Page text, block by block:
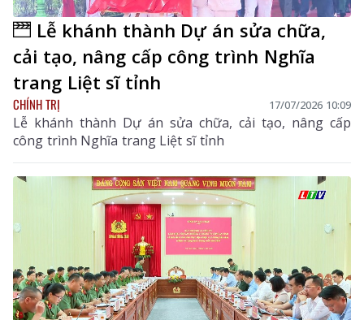
Lễ khánh thành Dự án sửa chữa,
cải tạo, nâng cấp công trình Nghĩa
trang Liệt sĩ tỉnh
CHÍNH TRỊ 17/07/2026 10:09
Lễ khánh thành Dự án sửa chữa, cải tạo, nâng cấp
công trình Nghĩa trang Liệt sĩ tỉnh